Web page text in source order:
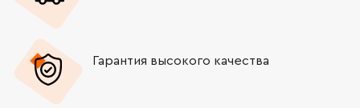
Гарантия высокого качества